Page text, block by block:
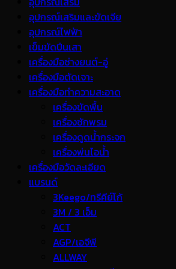
อุปกรณ์เสริมและขัดเจีย
อุปกรณ์ไฟฟ้า
เข็มขัดปีนเสา
เครื่องมือช่างยนต์-อู่
เครื่องมือตัดเจาะ
เครื่องมือทำความสะอาด
เครื่องขัดพื้น
เครื่องซักพรม
เครื่องดูดน้ำกระจก
เครื่องพ่นไอน้ำ
เครื่องมือวัดละเอียด
แบรนด์
3Keego/ทรีคีย์โก้
3M / 3 เอ็ม
ACT
AGP/เอจีพี
ALLWAY